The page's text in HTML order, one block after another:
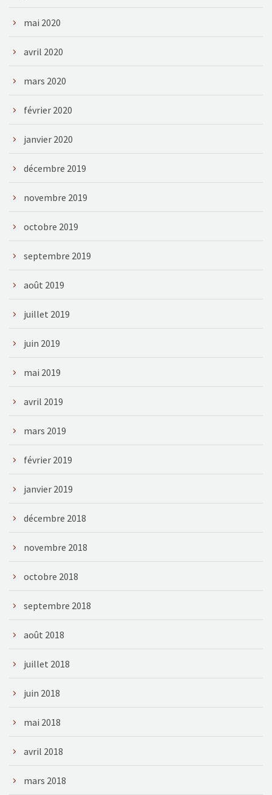
mai 2020
avril 2020
mars 2020
février 2020
janvier 2020
décembre 2019
novembre 2019
octobre 2019
septembre 2019
août 2019
juillet 2019
juin 2019
mai 2019
avril 2019
mars 2019
février 2019
janvier 2019
décembre 2018
novembre 2018
octobre 2018
septembre 2018
août 2018
juillet 2018
juin 2018
mai 2018
avril 2018
mars 2018